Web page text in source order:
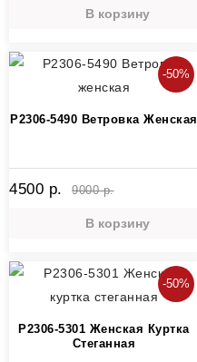
В корзину
-50%
P2306-5490 Ветровка Женская
4500 р. 9000 р.
В корзину
-50%
P2306-5301 Женская Куртка
Стеганная